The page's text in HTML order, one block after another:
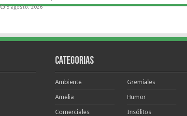
5 agosto, 2026
Categorias
Ambiente
Amelia
Comerciales
Gremiales
Humor
Insólitos